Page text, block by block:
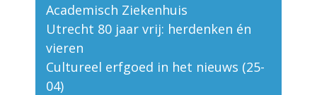
Academisch Ziekenhuis
Utrecht 80 jaar vrij: herdenken én
vieren
Cultureel erfgoed in het nieuws (25-
04)